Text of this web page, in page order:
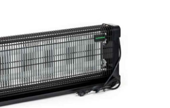
опт
Контакты
Мои
закладки